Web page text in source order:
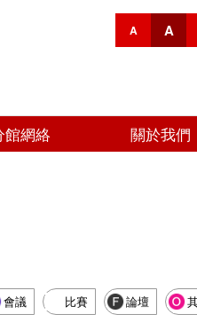
A A
館網絡 關於我們
會議 比賽 論壇